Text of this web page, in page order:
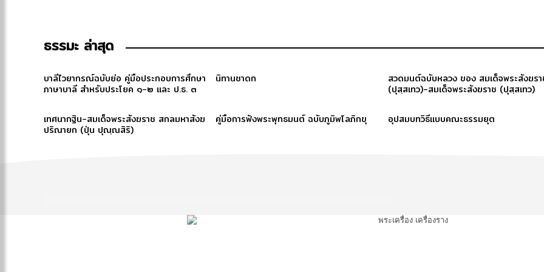
ธรรมะ ล่าสุด
บาลีไวยากรณ์ฉบับย่อ คู่มือประกอบการศึกษา
ภาษาบาลี สำหรับประโยค ๑-๒ และ ป.ธ. ๓
นิทานชาดก
สวดมนต์ฉบับหลวง ของ สมเด็จพระสังฆร
(ปุสฺสเทว)-สมเด็จพระสังฆราช (ปุสฺสเทว)
เทศนากฐิน-สมเด็จพระสังฆราช สกลมหาสังฆ
ปริณายก (ปุ่น ปุณฺณสิริ)
คู่มือการฟังพระพุทธมนต์ ฉบับภูมิพโลภิกขุ อุปสมบทวิธีแบบคณะธรรมยุต